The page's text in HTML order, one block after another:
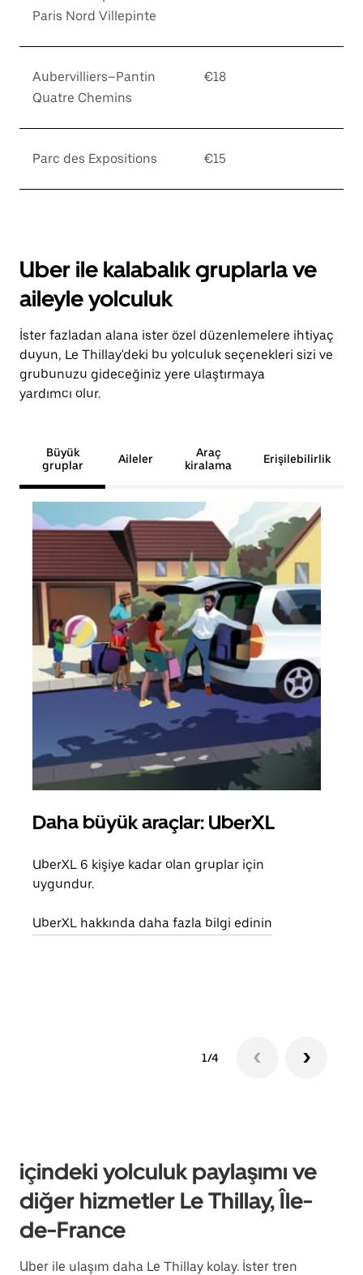
Paris Nord Villepinte
Aubervilliers–Pantin
Quatre Chemins
€18
Parc des Expositions €15
Uber ile kalabalık gruplarla ve
aileyle yolculuk
İster fazladan alana ister özel düzenlemelere ihtiyaç
duyun, Le Thillay'deki bu yolculuk seçenekleri sizi ve
grubunuzu gideceğiniz yere ulaştırmaya
yardımcı olur.
Büyük
gruplar
Aileler
Araç
kiralama
Erişilebilirlik
Daha büyük araçlar: UberXL
UberXL 6 kişiye kadar olan gruplar için
uygundur.
UberXL hakkında daha fazla bilgi edinin
1/4
içindeki yolculuk paylaşımı ve
diğer hizmetler Le Thillay, Île-
de-France
Uber ile ulaşım daha Le Thillay kolay. İster tren